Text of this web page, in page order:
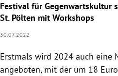
Festival für Gegenwartskultur
St. Pölten mit Workshops
30.07.2022
Erstmals wird 2024 auch eine
angeboten, mit der um 18